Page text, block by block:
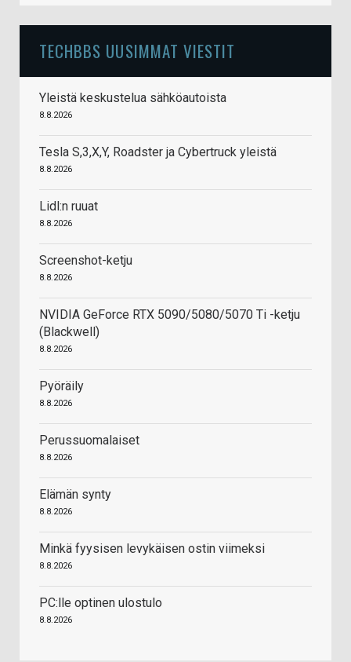
TECHBBS UUSIMMAT VIESTIT
Yleistä keskustelua sähköautoista
8.8.2026
Tesla S,3,X,Y, Roadster ja Cybertruck yleistä
8.8.2026
Lidl:n ruuat
8.8.2026
Screenshot-ketju
8.8.2026
NVIDIA GeForce RTX 5090/5080/5070 Ti -ketju
(Blackwell)
8.8.2026
Pyöräily
8.8.2026
Perussuomalaiset
8.8.2026
Elämän synty
8.8.2026
Minkä fyysisen levykäisen ostin viimeksi
8.8.2026
PC:lle optinen ulostulo
8.8.2026